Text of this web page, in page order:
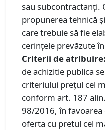
sau subcontractanți.
propunerea tehnică
care trebuie să fie
cerințele prevăzute
Criterii de atribuire:
de achizitie publica
criteriului prețul cel
conform art. 187
98/2016, în
oferta cu pretul cel